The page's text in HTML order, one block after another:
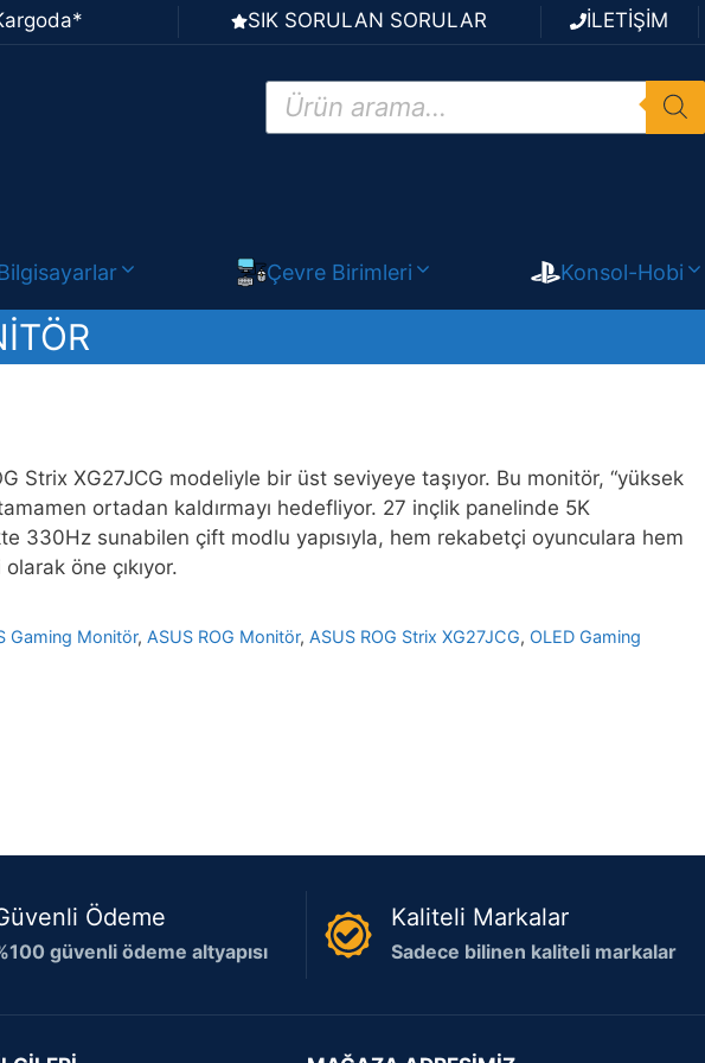
SIK SORULAN SORULAR İLETİŞİM
Products
search
Çevre Birimleri Konsol-Hobi
Strix XG27JCG modeliyle bir üst seviyeye taşıyor. Bu monitör, “yüksek
ortadan kaldırmayı hedefliyor. 27 inçlik panelinde 5K
330Hz sunabilen çift modlu yapısıyla, hem rekabetçi oyunculara hem
öne çıkıyor.
Gaming Monitör, ASUS ROG Monitör, ASUS ROG Strix XG27JCG, OLED Gaming
Ödeme
güvenli ödeme altyapısı
Kaliteli Markalar
Sadece bilinen kaliteli markalar